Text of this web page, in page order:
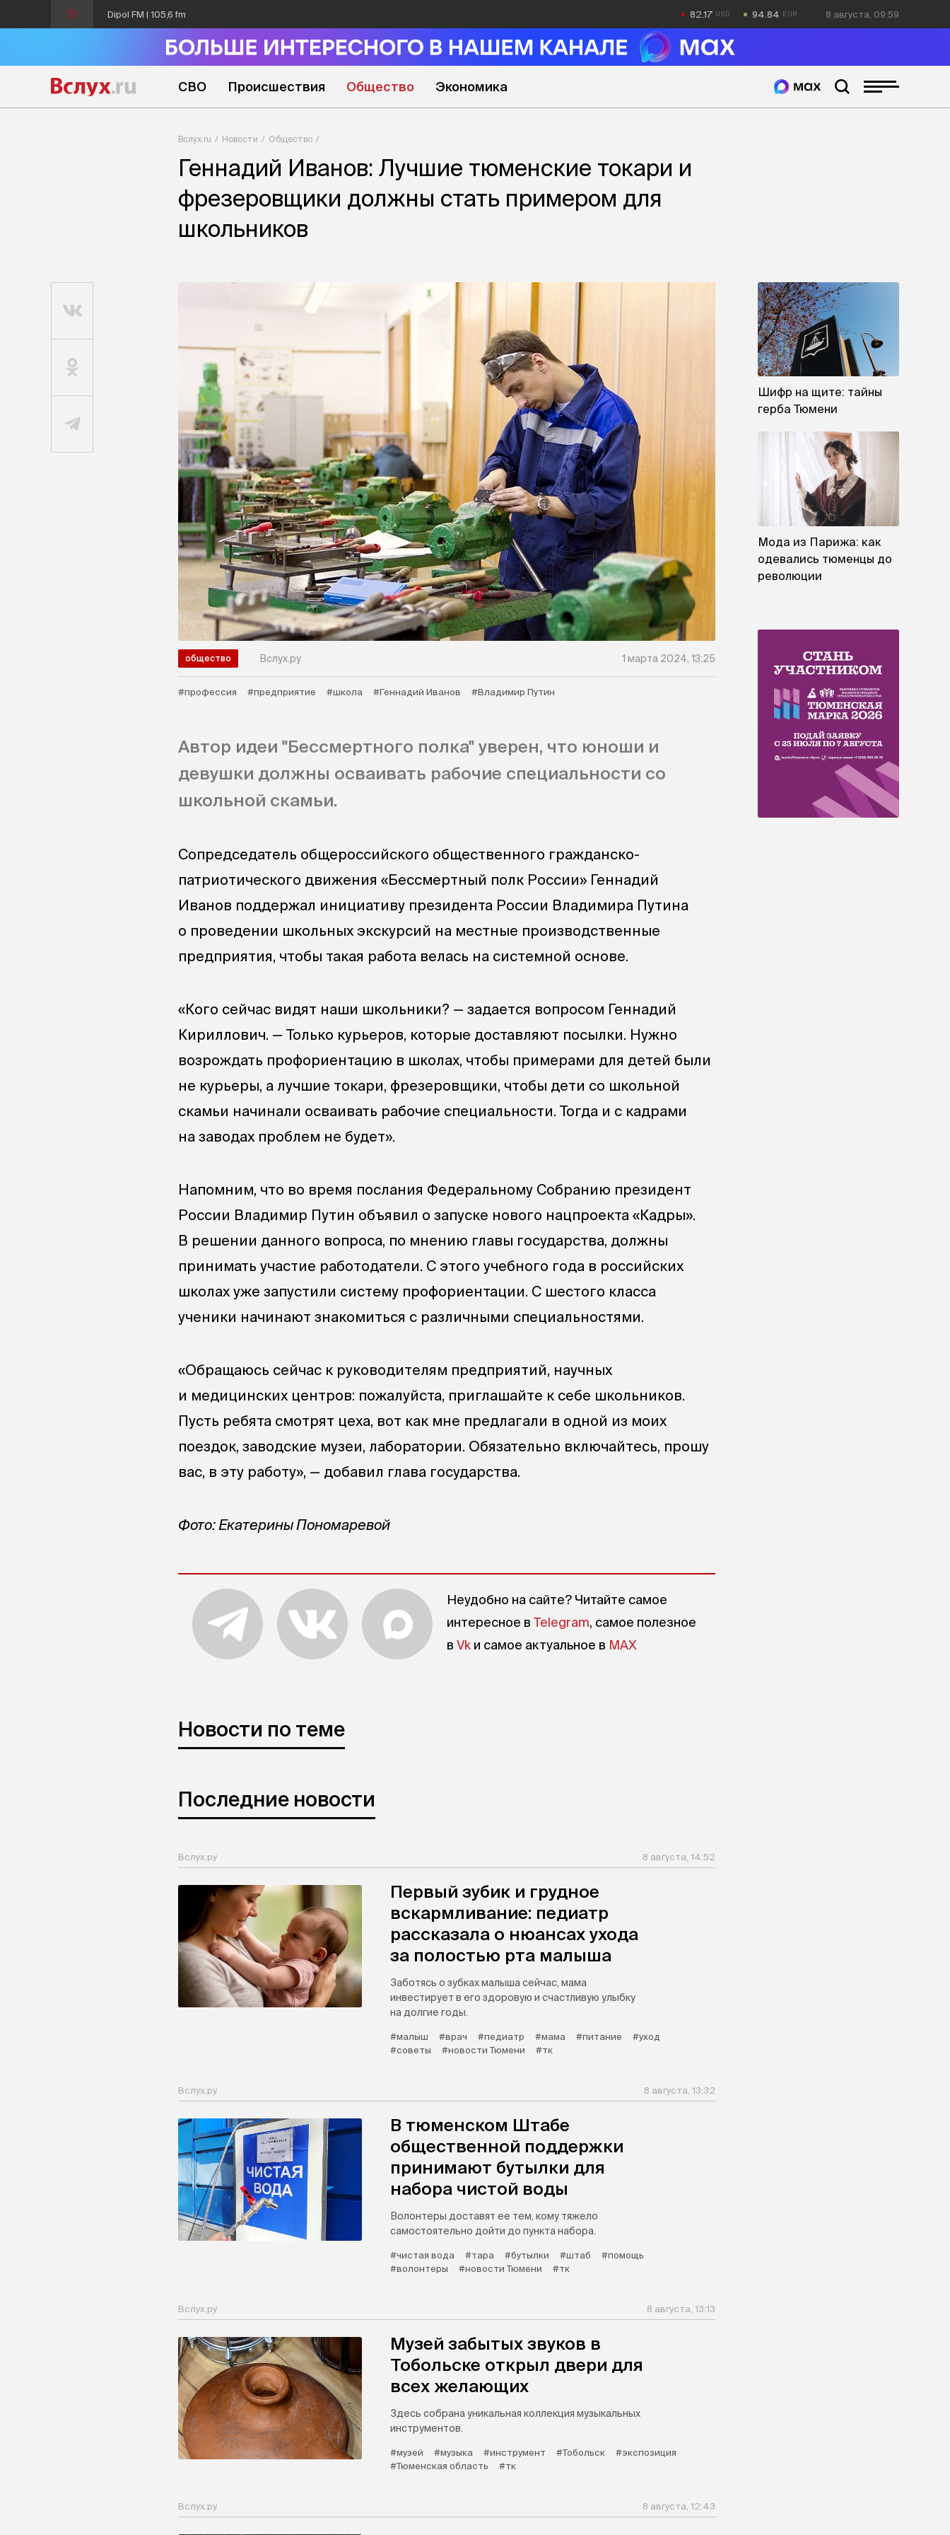
Dipol FM | 105,6 fm 82.17 94.84 8 августа, 09:59
СВО Происшествия Общество Экономика
Вслух.ru Новости Общество
Геннадий Иванов: Лучшие тюменские токари и
фрезеровщики должны стать примером для
школьников
общество Вслух.ру 1 марта 2024, 13:25
#профессия #предприятие #школа #Геннадий Иванов #Владимир Путин
Автор идеи "Бессмертного полка" уверен, что юноши и
девушки должны осваивать рабочие специальности со
школьной скамьи.
Сопредседатель общероссийского общественного гражданско-
патриотического движения «Бессмертный полк России» Геннадий
Иванов поддержал инициативу президента России Владимира Путина
о проведении школьных экскурсий на местные производственные
предприятия, чтобы такая работа велась на системной основе.
«Кого сейчас видят наши школьники? — задается вопросом Геннадий
Кириллович. — Только курьеров, которые доставляют посылки. Нужно
возрождать профориентацию в школах, чтобы примерами для детей были
не курьеры, а лучшие токари, фрезеровщики, чтобы дети со школьной
скамьи начинали осваивать рабочие специальности. Тогда и с кадрами
на заводах проблем не будет».
Напомним, что во время послания Федеральному Собранию президент
России Владимир Путин объявил о запуске нового нацпроекта «Кадры».
В решении данного вопроса, по мнению главы государства, должны
принимать участие работодатели. С этого учебного года в российских
школах уже запустили систему профориентации. С шестого класса
ученики начинают знакомиться с различными специальностями.
«Обращаюсь сейчас к руководителям предприятий, научных
и медицинских центров: пожалуйста, приглашайте к себе школьников.
Пусть ребята смотрят цеха, вот как мне предлагали в одной из моих
поездок, заводские музеи, лаборатории. Обязательно включайтесь, прошу
вас, в эту работу», — добавил глава государства.
Фото: Екатерины Пономаревой
Неудобно на сайте? Читайте самое
интересное в Telegram, самое полезное
в Vk и самое актуальное в MAX
Новости по теме
Последние новости
Вслух.ру 8 августа, 14:52
Первый зубик и грудное
вскармливание: педиатр
рассказала о нюансах ухода
за полостью рта малыша
Заботясь о зубках малыша сейчас, мама
инвестирует в его здоровую и счастливую улыбку
на долгие годы.
#малыш #врач #педиатр #мама #питание
#уход
#советы
#новости Тюмени #тк
Вслух.ру 8 августа, 13:32
В тюменском Штабе
общественной поддержки
принимают бутылки для
набора чистой воды
Волонтеры доставят ее тем, кому тяжело
самостоятельно дойти до пункта набора.
#чистая вода #тара #бутылки #штаб
#помощь
#волонтеры
#новости Тюмени #тк
Вслух.ру 8 августа, 13:13
Музей забытых звуков в
Тобольске открыл двери для
всех желающих
Здесь собрана уникальная коллекция музыкальных
инструментов.
#музей #музыка #инструмент #Тобольск
#экспозиция
#Тюменская область
#тк
Вслух.ру 8 августа, 12:43
Шифр на щите: тайны
герба Тюмени
Мода из Парижа: как
одевались тюменцы до
революции